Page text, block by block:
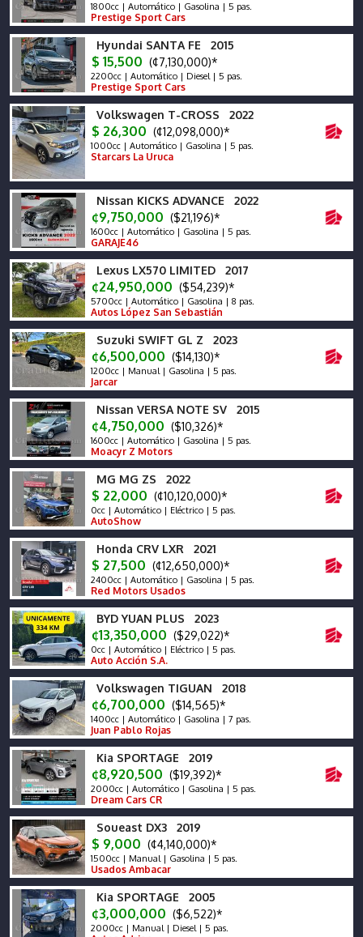
1800cc | Automático | Gasolina | 5 pas.
Prestige Sport Cars
Hyundai SANTA FE 2015
$ 15,500 (¢7,130,000)*
2200cc | Automático | Diesel | 5 pas.
Prestige Sport Cars
Volkswagen T-CROSS 2022
$ 26,300 (¢12,098,000)*
1000cc | Automático | Gasolina | 5 pas.
Starcars La Uruca
Nissan KICKS ADVANCE 2022
¢9,750,000 ($21,196)*
1600cc | Automático | Gasolina | 5 pas.
GARAJE46
Lexus LX570 LIMITED 2017
¢24,950,000 ($54,239)*
5700cc | Automático | Gasolina | 8 pas.
Autos López San Sebastián
Suzuki SWIFT GL Z 2023
¢6,500,000 ($14,130)*
1200cc | Manual | Gasolina | 5 pas.
Jarcar
Nissan VERSA NOTE SV 2015
¢4,750,000 ($10,326)*
1600cc | Automático | Gasolina | 5 pas.
Moacyr Z Motors
MG MG ZS 2022
$ 22,000 (¢10,120,000)*
0cc | Automático | Eléctrico | 5 pas.
AutoShow
Honda CRV LXR 2021
$ 27,500 (¢12,650,000)*
2400cc | Automático | Gasolina | 5 pas.
Red Motors Usados
BYD YUAN PLUS 2023
¢13,350,000 ($29,022)*
0cc | Automático | Eléctrico | 5 pas.
Auto Acción S.A.
Volkswagen TIGUAN 2018
¢6,700,000 ($14,565)*
1400cc | Automático | Gasolina | 7 pas.
Juan Pablo Rojas
Kia SPORTAGE 2019
¢8,920,500 ($19,392)*
2000cc | Automático | Gasolina | 5 pas.
Dream Cars CR
Soueast DX3 2019
$ 9,000 (¢4,140,000)*
1500cc | Manual | Gasolina | 5 pas.
Usados Ambacar
Kia SPORTAGE 2005
¢3,000,000 ($6,522)*
2000cc | Manual | Diesel | 5 pas.